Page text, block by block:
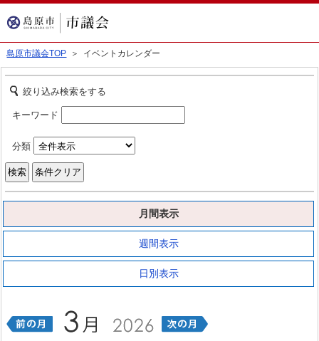
島原市議会TOP ＞ イベントカレンダー
絞り込み検索をする
キーワード
分類
月間表示
週間表示
日別表示